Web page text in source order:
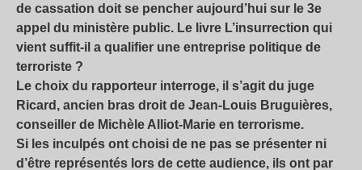
de cassation doit se pencher aujourd’hui sur le 3e
appel du ministère public. Le livre L’insurrection qui
vient suffit-il a qualifier une entreprise politique de
terroriste ?
Le choix du rapporteur interroge, il s’agit du juge
Ricard, ancien bras droit de Jean-Louis Bruguières,
conseiller de Michèle Alliot-Marie en terrorisme.
Si les inculpés ont choisi de ne pas se présenter ni
d’être représentés lors de cette audience, ils ont par